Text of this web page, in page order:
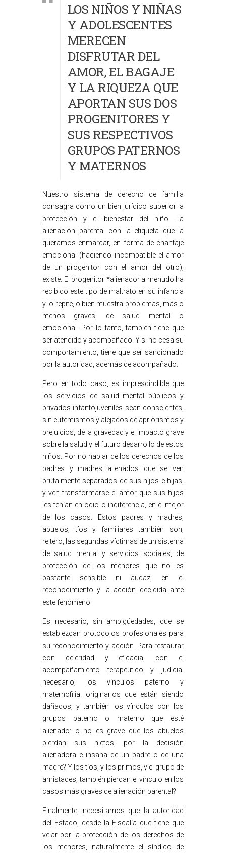
LOS NIÑOS Y NIÑAS
Y ADOLESCENTES
MERECEN
DISFRUTAR DEL
AMOR, EL BAGAJE
Y LA RIQUEZA QUE
APORTAN SUS DOS
PROGENITORES Y
SUS RESPECTIVOS
GRUPOS PATERNOS
Y MATERNOS
Nuestro sistema de derecho de familia
consagra como un bien jurídico superior la
protección y el bienestar del niño. La
alienación parental con la etiqueta que la
queramos enmarcar, en forma de chantaje
emocional (haciendo incompatible el amor
de un progenitor con el amor del otro),
existe. El progenitor *alienador a menudo ha
recibido este tipo de maltrato en su infancia
y lo repite, o bien muestra problemas, más o
menos graves, de salud mental o
emocional. Por lo tanto, también tiene que
ser atendido y acompañado. Y si no cesa su
comportamiento, tiene que ser sancionado
por la autoridad, además de acompañado.
Pero en todo caso, es imprescindible que
los servicios de salud mental públicos y
privados infantojuveniles sean conscientes,
sin eufemismos y alejados de apriorismos y
prejuicios, de la gravedad y el impacto grave
sobre la salud y el futuro desarrollo de estos
niños. Por no hablar de los derechos de los
padres y madres alienados que se ven
brutalmente separados de sus hijos e hijas,
y ven transformarse el amor que sus hijos
les tenían en odio o indiferencia, en el mejor
de los casos. Estos padres y madres,
abuelos, tíos y familiares también son,
reitero, las segundas víctimas de un sistema
de salud mental y servicios sociales, de
protección de los menores que no es
bastante sensible ni audaz, en el
reconocimiento y la acción decidida ante
este fenómeno.
Es necesario, sin ambigüedades, que se
establezcan protocolos profesionales para
su reconocimiento y acción. Para restaurar
con celeridad y eficacia, con el
acompañamiento terapéutico y judicial
necesario, los vínculos paterno y
maternofilial originarios que están siendo
dañados, y también los vínculos con los
grupos paterno o materno que esté
alienado: o no es grave que los abuelos
pierdan sus nietos, por la decisión
alienadora e insana de un padre o de una
madre? Y los tíos, y los primos, y el grupo de
amistades, también pierdan el vínculo en los
casos más graves de alienación parental?
Finalmente, necesitamos que la autoridad
del Estado, desde la Fiscalía que tiene que
velar por la protección de los derechos de
los menores, naturalmente el síndico de